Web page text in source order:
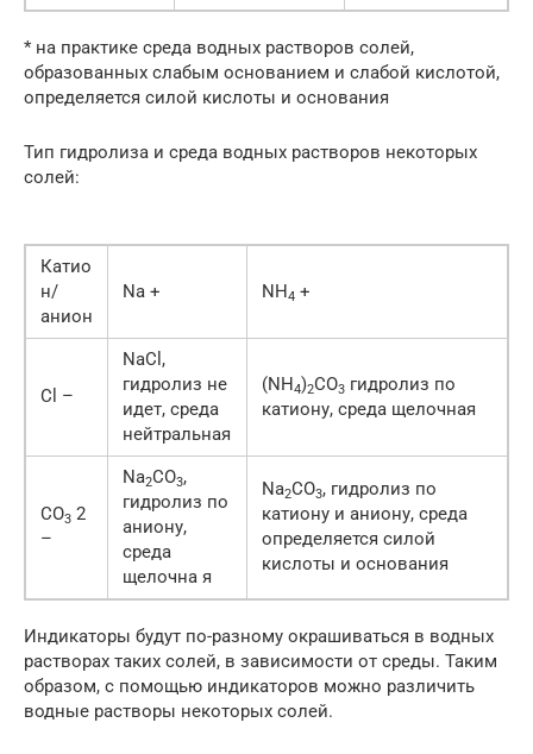
* на практике среда водных растворов солей,
образованных слабым основанием и слабой кислотой,
определяется силой кислоты и основания
Тип гидролиза и среда водных растворов некоторых
солей:
Катио
н/
анион
Na + NH4 +
Cl –
NаCl,
гидролиз не
идет, среда
нейтральная
(NH4)2CO3 гидролиз по
катиону, среда щелочная
CO3 2
–
Na2CO3,
гидролиз по
аниону,
среда
щелочна я
Na2CO3, гидролиз по
катиону и аниону, среда
определяется силой
кислоты и основания
Индикаторы будут по-разному окрашиваться в водных
растворах таких солей, в зависимости от среды. Таким
образом, с помощью индикаторов можно различить
водные растворы некоторых солей.